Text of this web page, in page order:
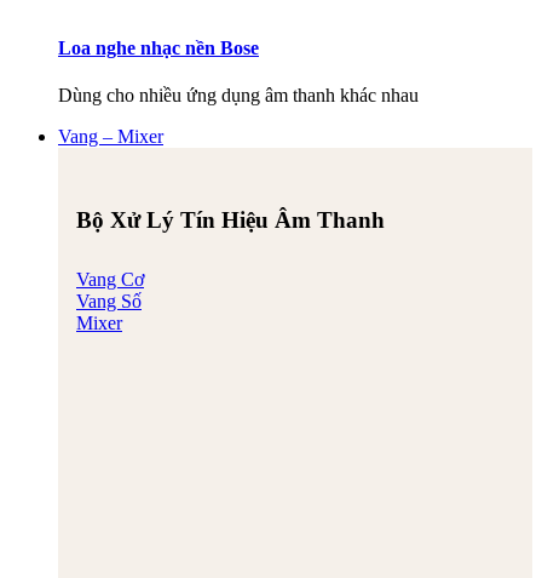
Loa nghe nhạc nền Bose
Dùng cho nhiều ứng dụng âm thanh khác nhau
Vang – Mixer
Bộ Xử Lý Tín Hiệu Âm Thanh
Vang Cơ
Vang Số
Mixer